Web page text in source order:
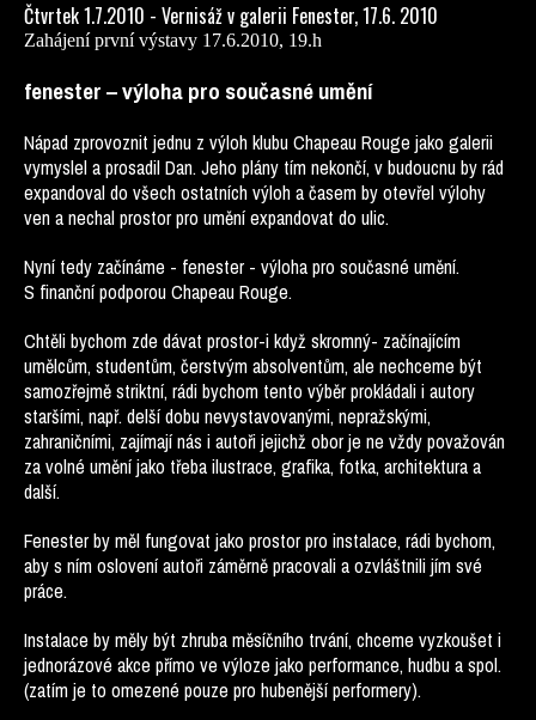
Čtvrtek 1.7.2010 - Vernisáž v galerii Fenester, 17.6. 2010
Zahájení první výstavy 17.6.2010, 19.h
fenester – výloha pro současné umění
Nápad zprovoznit jednu z výloh klubu Chapeau Rouge jako galerii
vymyslel a prosadil Dan. Jeho plány tím nekončí, v budoucnu by rád
expandoval do všech ostatních výloh a časem by otevřel výlohy
ven a nechal prostor pro umění expandovat do ulic.
Nyní tedy začínáme - fenester - výloha pro současné umění.
S finanční podporou Chapeau Rouge.
Chtěli bychom zde dávat prostor-i když skromný- začínajícím
umělcům, studentům, čerstvým absolventům, ale nechceme být
samozřejmě striktní, rádi bychom tento výběr prokládali i autory
staršími, např. delší dobu nevystavovanými, nepražskými,
zahraničními, zajímají nás i autoři jejichž obor je ne vždy považován
za volné umění jako třeba ilustrace, grafika, fotka, architektura a
další.
Fenester by měl fungovat jako prostor pro instalace, rádi bychom,
aby s ním oslovení autoři záměrně pracovali a ozvláštnili jím své
práce.
Instalace by měly být zhruba měsíčního trvání, chceme vyzkoušet i
jednorázové akce přímo ve výloze jako performance, hudbu a spol.
(zatím je to omezené pouze pro hubenější performery).